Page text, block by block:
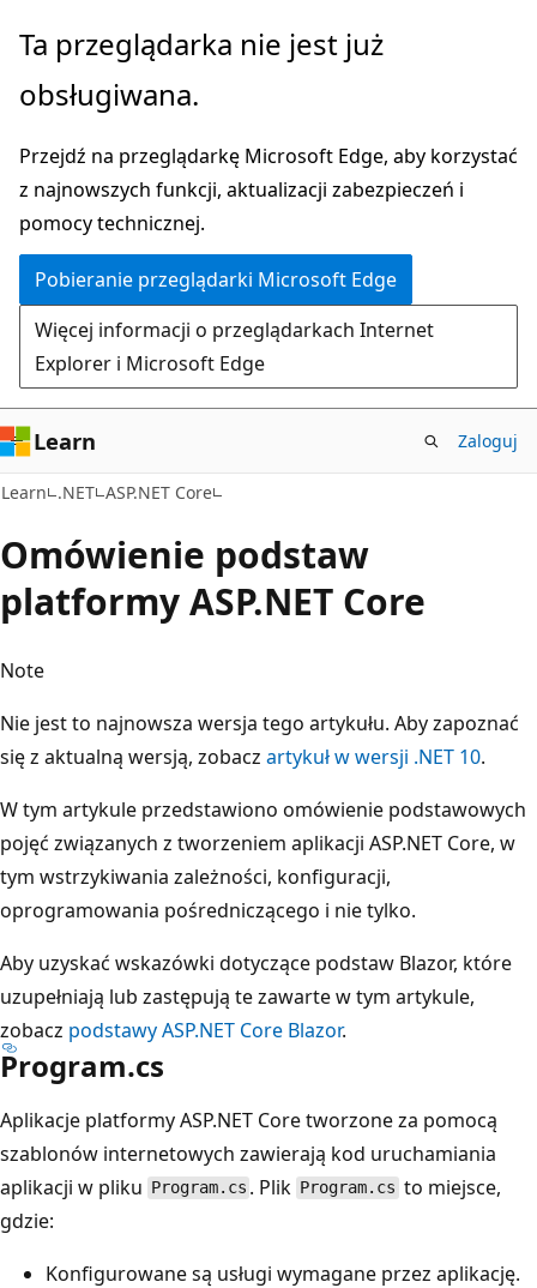
Przejdź
głównej
Ta przeglądarka nie jest już
obsługiwana.
Przejdź na przeglądarkę Microsoft Edge, aby korzystać
z najnowszych funkcji, aktualizacji zabezpieczeń i
pomocy technicznej.
Pobieranie przeglądarki Microsoft Edge
Więcej informacji o przeglądarkach Internet
Explorer i Microsoft Edge
Learn Zaloguj
Learn .NET ASP.NET Core
Omówienie podstaw
platformy ASP.NET Core
Note
Nie jest to najnowsza wersja tego artykułu. Aby zapoznać
się z aktualną wersją, zobacz artykuł w wersji .NET 10.
W tym artykule przedstawiono omówienie podstawowych
pojęć związanych z tworzeniem aplikacji ASP.NET Core, w
tym wstrzykiwania zależności, konfiguracji,
oprogramowania pośredniczącego i nie tylko.
Aby uzyskać wskazówki dotyczące podstaw Blazor, które
uzupełniają lub zastępują te zawarte w tym artykule,
zobacz podstawy ASP.NET Core Blazor.
Program.cs
Aplikacje platformy ASP.NET Core tworzone za pomocą
szablonów internetowych zawierają kod uruchamiania
aplikacji w pliku Program.cs . Plik Program.cs to miejsce,
gdzie:
Konfigurowane są usługi wymagane przez aplikację.